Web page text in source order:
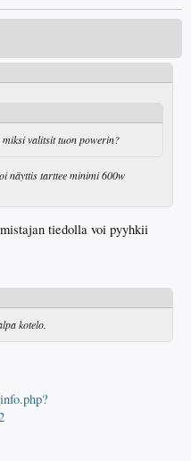
valitsit tuon powerin?
näyttis tarttee minimi 600w
tiedolla voi pyyhkii
kotelo.